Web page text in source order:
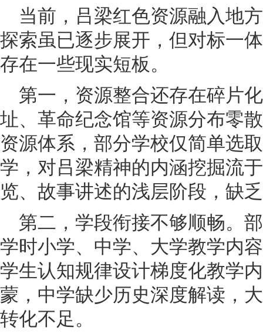
当前，吕梁红色资源融入地
探索虽已逐步展开，但对标一
存在一些现实短板。
第一，资源整合还存在碎片
址、革命纪念馆等资源分布零
资源体系，部分学校仅简单选
学，对吕梁精神的内涵挖掘流
览、故事讲述的浅层阶段，缺
第二，学段衔接不够顺畅。
学时小学、中学、大学教学内
学生认知规律设计梯度化教学
蒙，中学缺少历史深度解读，
转化不足。